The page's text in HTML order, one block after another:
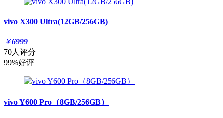
vivo X300 Ultra(12GB/256GB)
￥6999
70人评分
99%好评
vivo Y600 Pro（8GB/256GB）